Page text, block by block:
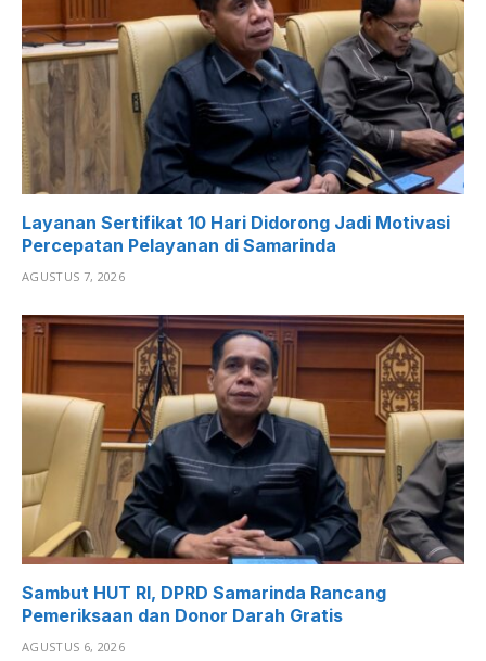
Layanan Sertifikat 10 Hari Didorong Jadi Motivasi
Percepatan Pelayanan di Samarinda
AGUSTUS 7, 2026
Sambut HUT RI, DPRD Samarinda Rancang
Pemeriksaan dan Donor Darah Gratis
AGUSTUS 6, 2026